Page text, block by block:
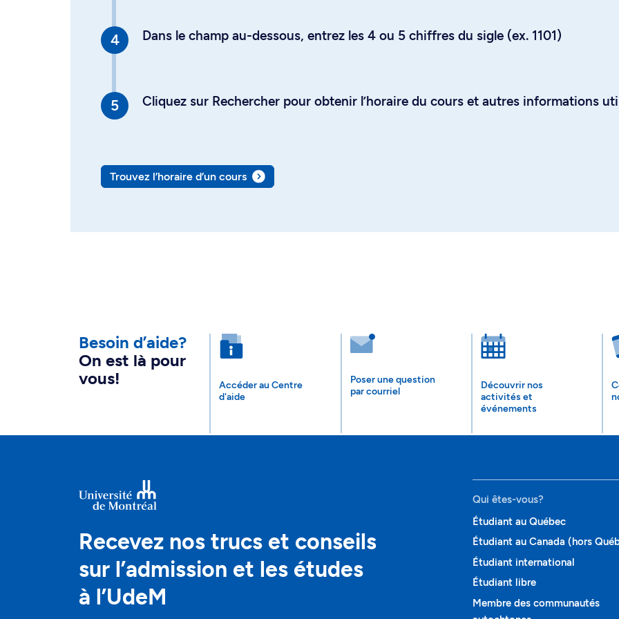
Dans le champ au-dessous, entrez les 4 ou 5 chiffres du sigle (ex. 1101)
Cliquez sur Rechercher pour obtenir l’horaire du cours et autres informations
Trouvez l’horaire d’un cours
Besoin d’aide?
On est là pour
vous!
Accéder au Centre
d'aide
Poser une question
par courriel
Découvrir nos
activités et
événements
Recevez nos trucs et conseils
sur l’admission et les études
à l’UdeM
Qui êtes-vous?
Étudiant au Québec
Étudiant au Canada (hors
Étudiant international
Étudiant libre
Membre des communautés